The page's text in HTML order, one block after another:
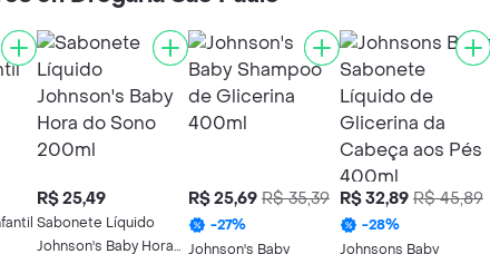
R$ 25,49
Sabonete Líquido
Johnson's Baby Hora
R$ 25,69 R$ 35,39
-27%
Johnson's Baby
R$ 32,89 R$ 45,89
-28%
Johnsons Baby